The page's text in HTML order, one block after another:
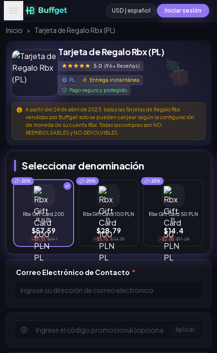
USD | español Iniciar sesión
Inicio > Tarjeta de Regalo Rbx (PL)
Tarjeta de Regalo Rbx (PL)
5.0 (96+ Reseñas)
PL
Entrega instantánea
Pago seguro y protegido
A partir del 24 de abril de 2023, todas las Tarjetas de Regalo Rbx
vendidas por Buffget solo se pueden canjear según la configuración
de moneda de su cuenta Rbx. Todas las compras son NO
REEMBOLSABLES y NO DEVOLVIBLES.
Seleccionar denominación
-20%
Rbx Gift Card 200
PLN PL
$57.59
-$11.51 $69.1
-20%
Rbx Gift Card 100 PLN
PL
$28.79
-$5.76 $34.55
-20%
Rbx Gift Card 50 PLN
PL
$14.4
-$2.88 $17.28
Correo Electrónico de Contacto *
Aplicar